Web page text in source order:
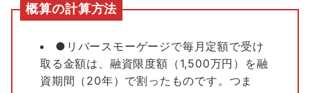
概算の計算方法
●リバースモーゲージで毎月定額で受け
取る金額は、融資限度額（1,500万円）を融
資期間（20年）で割ったものです。つま